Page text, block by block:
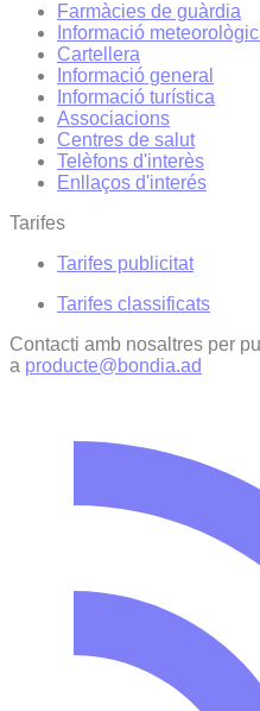
Farmàcies de guàrdia
Informació
Cartellera
Informació general
Informació turística
Associacions
Centres de salut
Telèfons d'interès
Enllaços d'interés
Tarifes
Tarifes publicitat
Tarifes classificats
Contacti amb nosaltres per
a producte@bondia.ad